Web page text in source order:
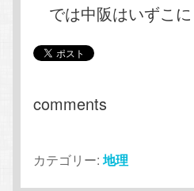
では中阪はいずこ
comments
カテゴリー: 地理